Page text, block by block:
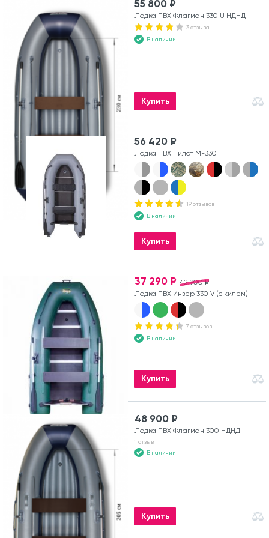
55 800 ₽
Лодка ПВХ Флагман 330 U НДНД
3 отзыва
В наличии
Купить
56 420 ₽
Лодка ПВХ Пилот М-330
19 отзывов
В наличии
Купить
42 900 ₽
37 290 ₽
Лодка ПВХ Инзер 330 V (с килем)
7 отзывов
В наличии
Купить
48 900 ₽
Лодка ПВХ Флагман 300 НДНД
1 отзыв
В наличии
Купить